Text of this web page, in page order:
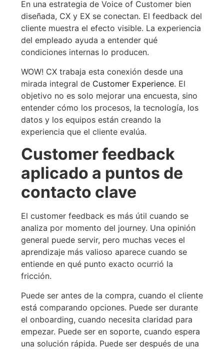
En una estrategia de Voice of Customer bien
diseñada, CX y EX se conectan. El feedback del
cliente muestra el efecto visible. La experiencia
del empleado ayuda a entender qué
condiciones internas lo producen.
WOW! CX trabaja esta conexión desde una
mirada integral de Customer Experience. El
objetivo no es solo mejorar una encuesta, sino
entender cómo los procesos, la tecnología, los
datos y los equipos están creando la
experiencia que el cliente evalúa.
Customer feedback
aplicado a puntos de
contacto clave
El customer feedback es más útil cuando se
analiza por momento del journey. Una opinión
general puede servir, pero muchas veces el
aprendizaje más valioso aparece cuando se
entiende en qué punto exacto ocurrió la
fricción.
Puede ser antes de la compra, cuando el cliente
está comparando opciones. Puede ser durante
el onboarding, cuando necesita claridad para
empezar. Puede ser en soporte, cuando espera
una solución rápida. Puede ser después de una